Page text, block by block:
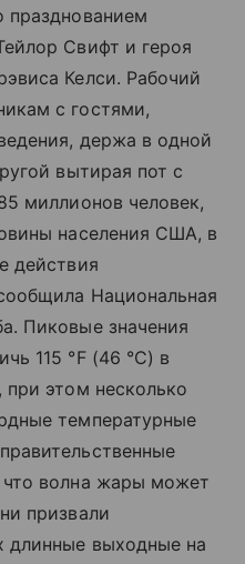
празднованием
Свифт и героя
Келси. Рабочий
с гостями,
держа в одной
вытирая пот с
миллионов человек,
населения США, в
действия
Национальная
Пиковые значения
115 °F (46 °C) в
при этом несколько
температурные
что волна жары может
призвали
длинные выходные на